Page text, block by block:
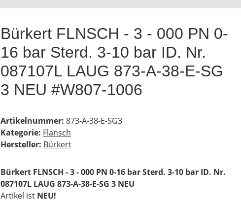
Bürkert FLNSCH - 3 - 000 PN 0-
16 bar Sterd. 3-10 bar ID. Nr.
087107L LAUG 873-A-38-E-SG
3 NEU #W807-1006
Artikelnummer: 873-A-38-E-SG3
Kategorie: Flansch
Hersteller: Bürkert
Bürkert FLNSCH - 3 - 000 PN 0-16 bar Sterd. 3-10 bar ID. Nr.
087107L LAUG 873-A-38-E-SG 3 NEU
Artikel ist NEU!